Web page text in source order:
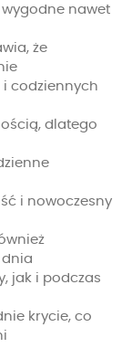
nawet
że
codziennych
dlatego
i nowoczesny
jak i podczas
krycie, co